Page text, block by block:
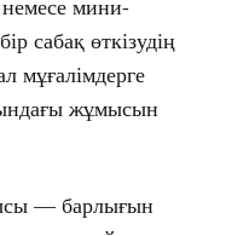
сабақ өткізудің
мұғалімдерге
жұмысын
— барлығын